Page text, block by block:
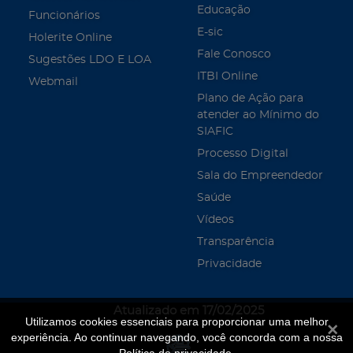
Utilizamos cookies essenciais para proporcionar uma melhor
experiência. Ao continuar navegando, você concorda com a nossa
Funcionários
Holerite Online
Sugestões LDO E LOA
Webmail
Educação
E-sic
Fale Conosco
ITBI Online
Plano de Ação para
atender ao Mínimo do
SIAFIC
Processo Digital
Sala do Empreendedor
Saúde
Vídeos
Transparência
Privacidade
Atualizado em 17/02/2025